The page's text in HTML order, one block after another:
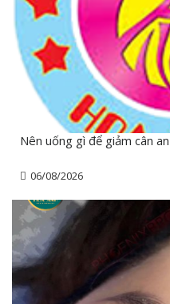
Nên uống gì để giảm cân
06/08/2026